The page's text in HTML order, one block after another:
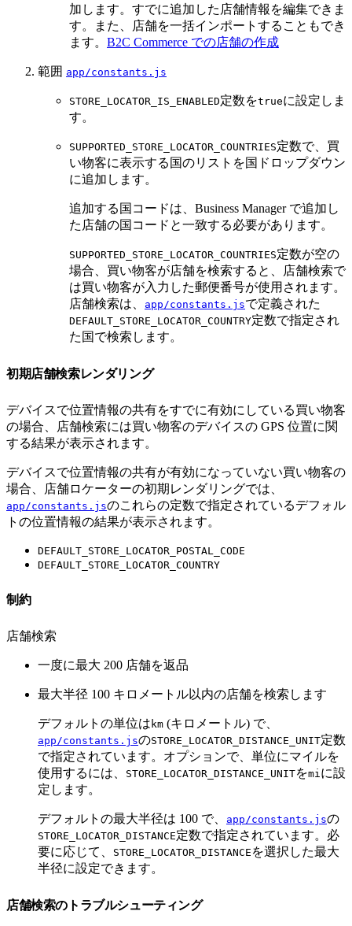
加します。すでに追加した店舗情報を編集できま
す。また、店舗を一括インポートすることもでき
ます。 B2C Commerce での店舗の作成
範囲 app/constants.js
STORE_LOCATOR_IS_ENABLED定数をtrueに設定しま
す。
SUPPORTED_STORE_LOCATOR_COUNTRIES定数で、買
い物客に表示する国のリストを国ドロップダウン
に追加します。
追加する国コードは、Business Manager で追加し
た店舗の国コードと一致する必要があります。
SUPPORTED_STORE_LOCATOR_COUNTRIES定数が空の
場合、買い物客が店舗を検索すると、店舗検索で
は買い物客が入力した郵便番号が使用されます。
店舗検索は、
app/constants.jsで定義された
DEFAULT_STORE_LOCATOR_COUNTRY定数で指定され
た国で検索します。
初期店舗検索レンダリング
デバイスで位置情報の共有をすでに有効にしている買い物客
の場合、店舗検索には買い物客のデバイスの GPS 位置に関
する結果が表示されます。
デバイスで位置情報の共有が有効になっていない買い物客の
場合、店舗ロケーターの初期レンダリングでは、
app/constants.jsのこれらの定数で指定されているデフォル
トの位置情報の結果が表示されます。
DEFAULT_STORE_LOCATOR_POSTAL_CODE
DEFAULT_STORE_LOCATOR_COUNTRY
制約
店舗検索
一度に最大 200 店舗を返品
最大半径 100 キロメートル以内の店舗を検索します
デフォルトの単位は km (キロメートル) で、
app/constants.jsのSTORE_LOCATOR_DISTANCE_UNIT定数
で指定されています。オプションで、単位にマイルを
使用するには、
STORE_LOCATOR_DISTANCE_UNITをmi に設
定します。
デフォルトの最大半径は 100 で、 app/constants.jsの
STORE_LOCATOR_DISTANCE定数で指定されています。必
要に応じて、
STORE_LOCATOR_DISTANCE を選択した最大
半径に設定できます。
店舗検索のトラブルシューティング